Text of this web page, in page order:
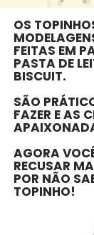
OS
FEITAS EM
PASTA DE
BISCUIT.
SÃO
FAZER E AS
AGORA
RECUSAR
POR NÃO
TOPINHO!